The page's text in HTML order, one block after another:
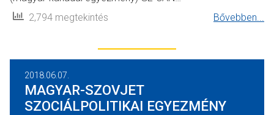
2,794 megtekintés
Bővebben...
2018.06.07.
MAGYAR-SZOVJET
SZOCIÁLPOLITIKAI EGYEZMÉNY